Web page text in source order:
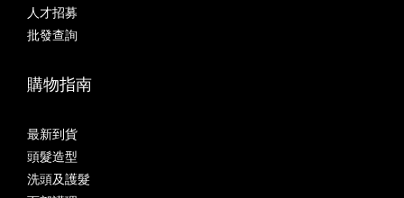
人才招募
批發查詢
購物指南
最新到貨
頭髮造型
洗頭及護髮